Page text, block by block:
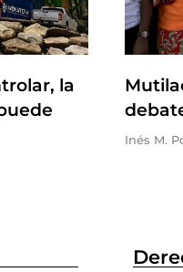
la
Inés M.